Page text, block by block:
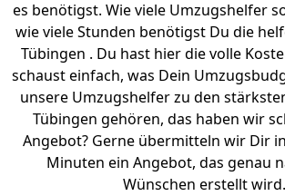
es benötigst. Wie viele Umzugshelfer
wie viele Stunden benötigst Du die
Tübingen . Du hast hier die volle
schaust einfach, was Dein
unsere Umzugshelfer zu den
Tübingen gehören, das haben wir
Angebot? Gerne übermitteln wir Dir
Minuten ein Angebot, das genau
Wünschen erstellt wird.